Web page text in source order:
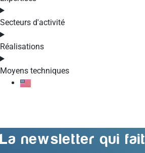
Secteurs d'activité
Réalisations
Moyens techniques
La newsletter qui fait